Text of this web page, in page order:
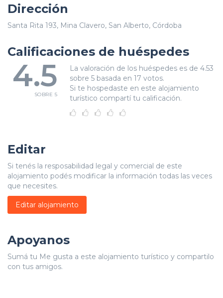
Dirección
Santa Rita 193, Mina Clavero, San Alberto, Córdoba
Calificaciones de huéspedes
4.5
SOBRE 5
La valoración de los huéspedes es de 4.53
sobre 5 basada en 17 votos.
Si te hospedaste en este alojamiento
turístico compartí tu calificación.
Editar
Si tenés la resposabilidad legal y comercial de este
alojamiento podés modificar la información todas las veces
que necesites.
Editar alojamiento
Apoyanos
Sumá tu Me gusta a este alojamiento turístico y compartilo
con tus amigos.